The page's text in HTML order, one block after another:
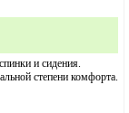
и сидения.
степени комфорта.